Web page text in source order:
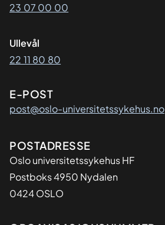
23 07 00 00
Ullevål
22 11 80 80
E-POST
post@oslo-universitetssykehus.no
Adresse
POSTADRESSE
Oslo universitetssykehus HF
Postboks 4950 Nydalen
0424 OSLO